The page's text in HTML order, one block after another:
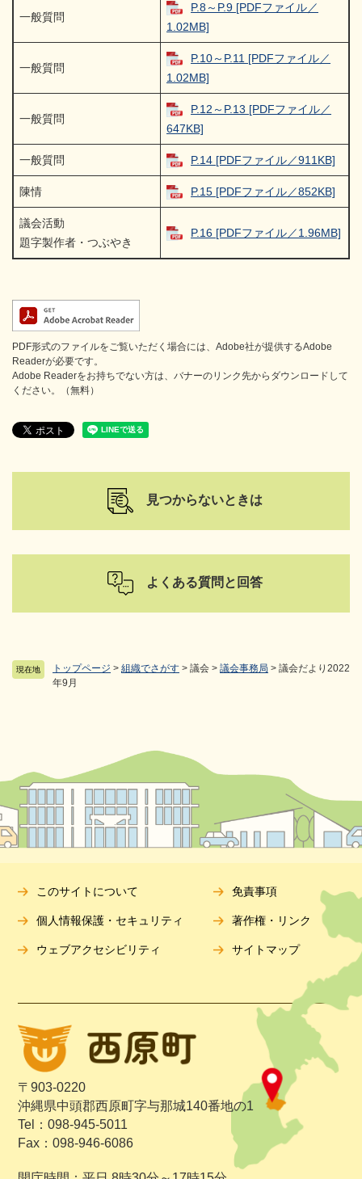
現在地 トップページ > 組織でさがす > 議会 > 議会事務局 > 議会だより2022
年9月
一般質問
P.8～P.9 [PDFファイル／
1.02MB]
一般質問
P.10～P.11 [PDFファイル／
1.02MB]
一般質問
P.12～P.13 [PDFファイル／
647KB]
一般質問 P.14 [PDFファイル／911KB]
陳情 P.15 [PDFファイル／852KB]
議会活動
題字製作者・つぶやき
P.16 [PDFファイル／1.96MB]
PDF形式のファイルをご覧いただく場合には、Adobe社が提供するAdobe
Readerが必要です。
Adobe Readerをお持ちでない方は、バナーのリンク先からダウンロードして
ください。（無料）
見つからないときは
よくある質問と回答
〒903-0220
沖縄県中頭郡西原町字与那城140番地の1
Tel：098-945-5011
Fax：098-946-6086
このサイトについて 免責事項
個人情報保護・セキュリティ 著作権・リンク
ウェブアクセシビリティ サイトマップ